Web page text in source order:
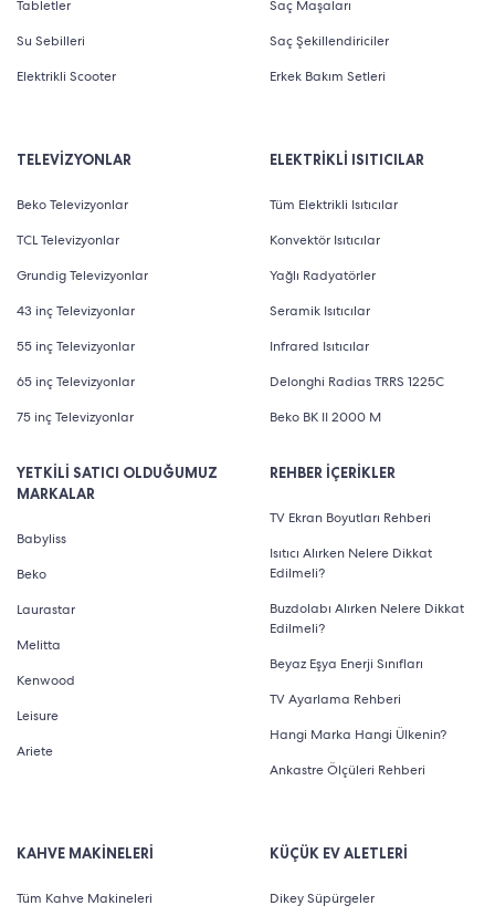
Tabletler
Su Sebilleri
Elektrikli Scooter
Saç Maşaları
Saç Şekillendiriciler
Erkek Bakım Setleri
TELEVİZYONLAR
Beko Televizyonlar
TCL Televizyonlar
Grundig Televizyonlar
43 inç Televizyonlar
55 inç Televizyonlar
65 inç Televizyonlar
75 inç Televizyonlar
YETKİLİ SATICI OLDUĞUMUZ
MARKALAR
Babyliss
Beko
Laurastar
Melitta
Kenwood
Leisure
Ariete
ELEKTRİKLİ ISITICILAR
Tüm Elektrikli Isıtıcılar
Konvektör Isıtıcılar
Yağlı Radyatörler
Seramik Isıtıcılar
Infrared Isıtıcılar
Delonghi Radias TRRS 1225C
Beko BK II 2000 M
REHBER İÇERİKLER
TV Ekran Boyutları Rehberi
Isıtıcı Alırken Nelere Dikkat
Edilmeli?
Buzdolabı Alırken Nelere Dikkat
Edilmeli?
Beyaz Eşya Enerji Sınıfları
TV Ayarlama Rehberi
Hangi Marka Hangi Ülkenin?
Ankastre Ölçüleri Rehberi
KAHVE MAKİNELERİ
Tüm Kahve Makineleri
KÜÇÜK EV ALETLERİ
Dikey Süpürgeler